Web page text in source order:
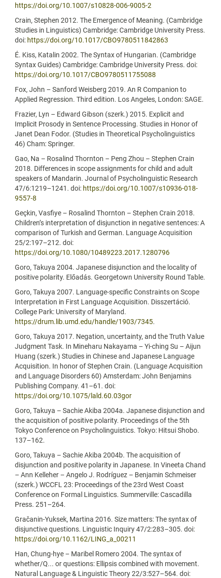
https://doi.org/10.1007/s10828-006-9005-2
Crain, Stephen 2012. The Emergence of Meaning. (Cambridge
Studies in Linguistics) Cambridge: Cambridge University Press.
doi: https://doi.org/10.1017/CBO9780511842863
É. Kiss, Katalin 2002. The Syntax of Hungarian. (Cambridge
Syntax Guides) Cambridge: Cambridge University Press. doi:
https://doi.org/10.1017/CBO9780511755088
Fox, John – Sanford Weisberg 2019. An R Companion to
Applied Regression. Third edition. Los Angeles, London: SAGE.
Frazier, Lyn – Edward Gibson (szerk.) 2015. Explicit and
Implicit Prosody in Sentence Processing. Studies in Honor of
Janet Dean Fodor. (Studies in Theoretical Psycholinguistics
46) Cham: Springer.
Gao, Na – Rosalind Thornton – Peng Zhou – Stephen Crain
2018. Differences in scope assignments for child and adult
speakers of Mandarin. Journal of Psycholinguistic Research
47/6:1219–1241. doi: https://doi.org/10.1007/s10936-018-
9557-8
Geçkin, Vasfiye – Rosalind Thornton – Stephen Crain 2018.
Children’s interpretation of disjunction in negative sentences: A
comparison of Turkish and German. Language Acquisition
25/2:197–212. doi:
https://doi.org/10.1080/10489223.2017.1280796
Goro, Takuya 2004. Japanese disjunction and the locality of
positive polarity. Előadás. Georgetown University Round Table.
Goro, Takuya 2007. Language-specific Constraints on Scope
Interpretation in First Language Acquisition. Disszertáció.
College Park: University of Maryland.
https://drum.lib.umd.edu/handle/1903/7345.
Goro, Takuya 2017. Negation, uncertainty, and the Truth Value
Judgment Task. In Mineharu Nakayama – Yi-ching Su – Aijun
Huang (szerk.) Studies in Chinese and Japanese Language
Acquisition. In honor of Stephen Crain. (Language Acquisition
and Language Disorders 60) Amsterdam: John Benjamins
Publishing Company. 41–61. doi:
https://doi.org/10.1075/lald.60.03gor
Goro, Takuya – Sachie Akiba 2004a. Japanese disjunction and
the acquisition of positive polarity. Proceedings of the 5th
Tokyo Conference on Psycholinguistics. Tokyo: Hitsui Shobo.
137–162.
Goro, Takuya – Sachie Akiba 2004b. The acquisition of
disjunction and positive polarity in Japanese. In Vineeta Chand
– Ann Kelleher – Angelo J. Rodríguez – Benjamin Schmeiser
(szerk.) WCCFL 23: Proceedings of the 23rd West Coast
Conference on Formal Linguistics. Summerville: Cascadilla
Press. 251–264.
Gračanin-Yuksek, Martina 2016. Size matters: The syntax of
disjunctive questions. Linguistic Inquiry 47/2:283–305. doi:
https://doi.org/10.1162/LING_a_00211
Han, Chung-hye – Maribel Romero 2004. The syntax of
whether/Q... or questions: Ellipsis combined with movement.
Natural Language & Linguistic Theory 22/3:527–564. doi: